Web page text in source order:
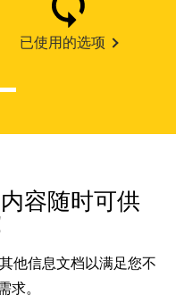
已使用的选项
容随时可供
他信息文档以满足您不
求。